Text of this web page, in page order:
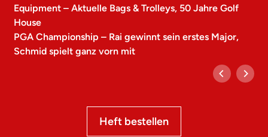
Equipment – Aktuelle Bags & Trolleys, 50 Jahre Golf
House
PGA Championship – Rai gewinnt sein erstes Major,
Schmid spielt ganz vorn mit
Heft bestellen